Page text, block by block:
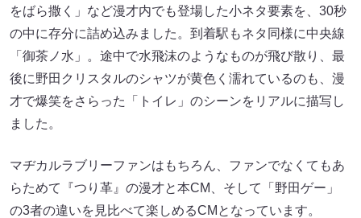
をばら撒く」など漫才内でも登場した小ネタ要素を、30秒
の中に存分に詰め込みました。到着駅もネタ同様に中央線
「御茶ノ水」。途中で水飛沫のようなものが飛び散り、最
後に野⽥クリスタルのシャツが黄色く濡れているのも、漫
才で爆笑をさらった「トイレ」のシーンをリアルに描写し
ました。
マヂカルラブリーファンはもちろん、ファンでなくてもあ
らためて『つり⾰』の漫才と本CM、そして「野⽥ゲー」
の3者の違いを見比べて楽しめるCMとなっています。